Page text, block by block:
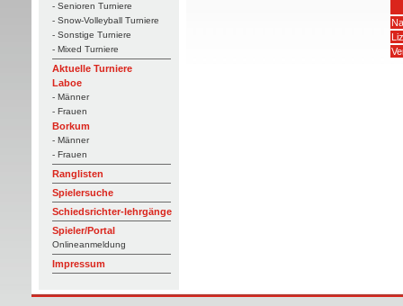
- Senioren Turniere
- Snow-Volleyball Turniere
- Sonstige Turniere
- Mixed Turniere
Aktuelle Turniere
Laboe
- Männer
- Frauen
Borkum
- Männer
- Frauen
Ranglisten
Spielersuche
Schiedsrichter-lehrgänge
Spieler/Portal
Onlineanmeldung
Impressum